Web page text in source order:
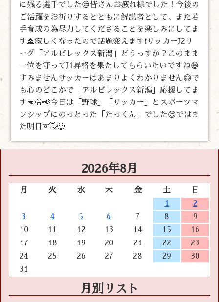
に残る選手でした😢皆さんお疲れ様でした！今後の
ご活躍をお祈りするとともに解説者として、また若
手育成の為尽力してくださることを楽しみにしてま
す🙇寂しくなったので話題変えます❗サッカーJ2リ
ーグ「アルビレックス新潟」どうっすか？このまま
一位を守ってJ1昇格を果たしてもらいたいですね😆
すみませんサッカーはあまりよくわかりません😅で
も心のどこかで「アルビレックス新潟」応援してま
す👊😄📢今日は「野球」「サッカー」とスポーツマ
ンシップにのっとった「たっくん」でした😊ではま
た明日➰👋😃
2026年8月
月 火 水 木 金 土
日
1
2
3
4 5 6 7 8
9
10
11 12 13 14 15
16
17
18 19 20 21 22
23
24
25 26 27 28 29
30
31
月別リスト